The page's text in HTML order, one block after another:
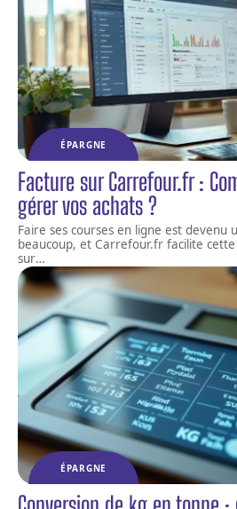
ÉPARGNE
Facture sur Carrefour.fr :
gérer vos achats ?
Faire ses courses en ligne est devenu
beaucoup, et Carrefour.fr facilite
sur…
ÉPARGNE